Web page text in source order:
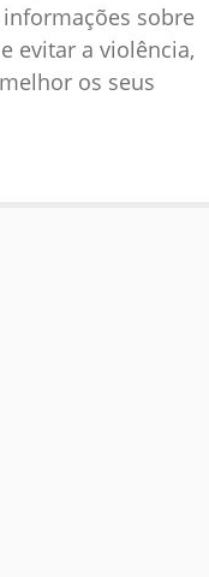
sobre
evitar a violência,
os seus